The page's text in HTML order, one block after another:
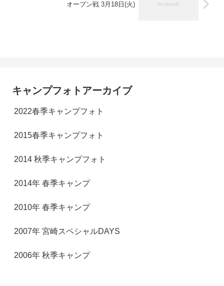
オープン戦 3月18日(火)
キャンプフォトアーカイブ
2022春季キャンプフォト
2015春季キャンプフォト
2014 秋季キャンプフォト
2014年 春季キャンプ
2010年 春季キャンプ
2007年 宮崎スペシャルDAYS
2006年 秋季キャンプ